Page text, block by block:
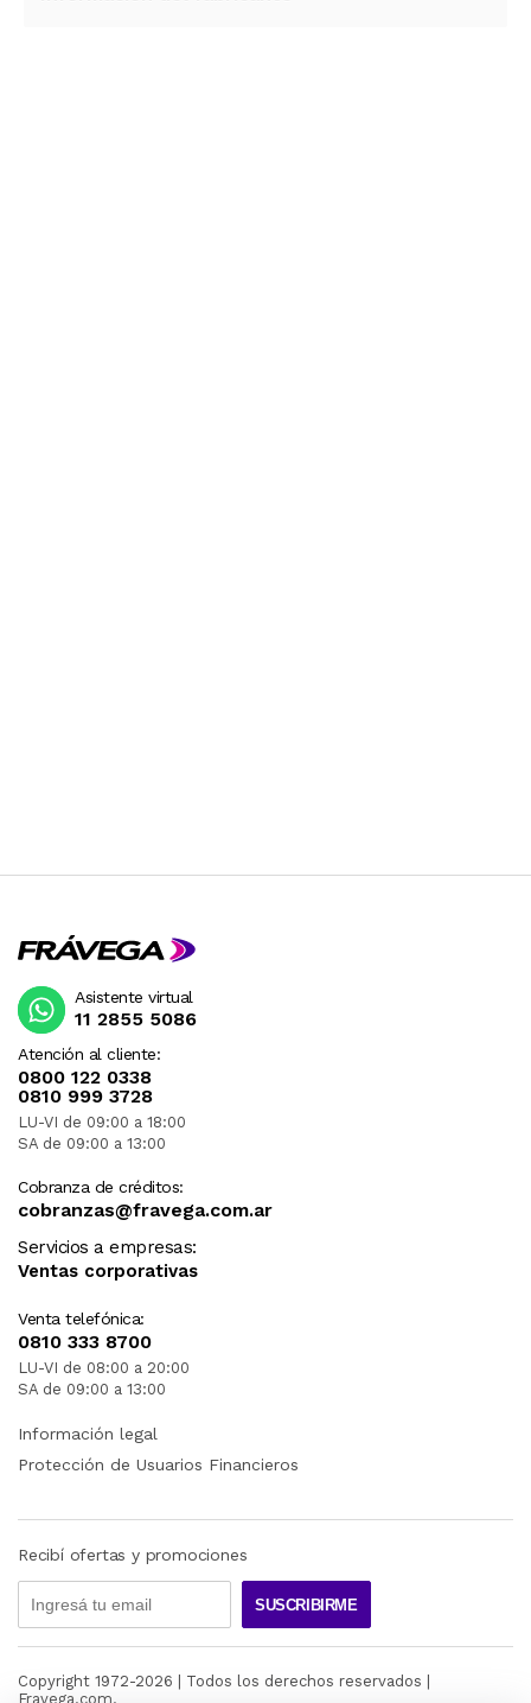
Atención al cliente:
0800 122 0338
0810 999 3728
LU-VI de 09:00 a 18:00
SA de 09:00 a 13:00
Cobranza de créditos:
cobranzas@fravega.com.ar
Servicios a empresas:
Ventas corporativas
Venta telefónica:
0810 333 8700
LU-VI de 08:00 a 20:00
SA de 09:00 a 13:00
Asistente virtual
11 2855 5086
Información legal
Protección de Usuarios Financieros
Recibí ofertas y promociones
SUSCRIBIRME
Copyright 1972-2026 | Todos los derechos reservados |
Fravega.com.